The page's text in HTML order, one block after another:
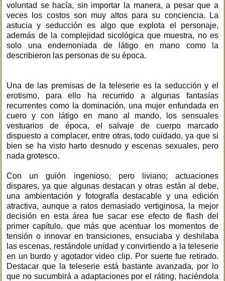
voluntad se hacía, sin importar la manera, a pesar que a
veces los costos son muy altos para su conciencia. La
astucia y seducción es algo que explota el personaje,
además de la complejidad sicológica que muestra, no es
solo una endemoniada de látigo en mano como la
describieron las personas de su época.
Una de las premisas de la teleserie es la seducción y el
erotismo, para ello ha recurrido a algunas fantasías
recurrentes como la dominación, una mujer enfundada en
cuero y con látigo en mano al mando, los sensuales
vestuarios de época, el salvaje de cuerpo marcado
dispuesto a complacer, entre otras, todo cuidado, ya que si
bien se ha visto harto desnudo y escenas sexuales, pero
nada grotesco.
Con un guión ingenioso, pero liviano; actuaciones
dispares, ya que algunas destacan y otras están al debe,
una ambientación y fotografía destacable y una edición
atractiva, aunque a ratos demasiado vertiginosa, la mejor
decisión en esta área fue sacar ese efecto de flash del
primer capítulo, que más que acentuar los momentos de
tensión o innovar en transiciones, ensuciaba y deshilaba
las escenas, restándole unidad y convirtiendo a la teleserie
en un burdo y agotador video clip. Por suerte fue retirado.
Destacar que la teleserie está bastante avanzada, por lo
que no sucumbirá a adaptaciones por el ráting, haciéndola